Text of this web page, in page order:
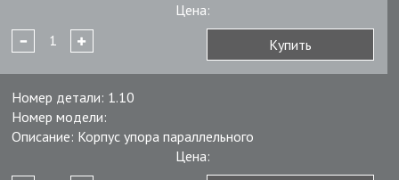
Цена:
Купить
Номер детали: 1.10
Номер модели:
Описание: Корпус упора параллельного
Цена: